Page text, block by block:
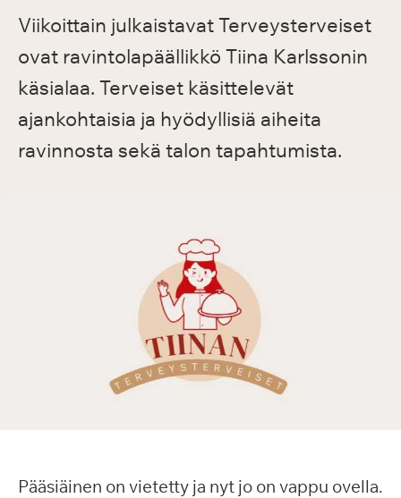
Viikoittain julkaistavat Terveysterveiset
ovat ravintolapäällikkö Tiina Karlssonin
käsialaa. Terveiset käsittelevät
ajankohtaisia ja hyödyllisiä aiheita
ravinnosta sekä talon tapahtumista.
Pääsiäinen on vietetty ja nyt jo on vappu ovella.